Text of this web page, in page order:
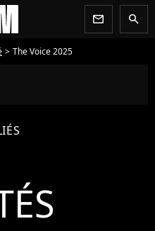
newsletter search
The Voice 2025